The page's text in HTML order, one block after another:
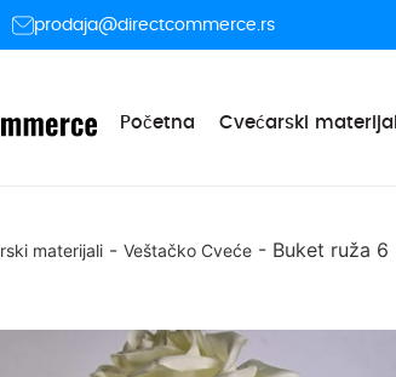
prodaja@directcommerce.rs
Početna Cvećarski materijali
materijali - Veštačko Cveće - Buket ruža 6